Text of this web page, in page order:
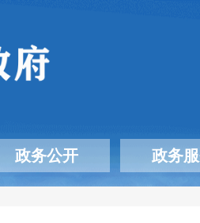
政务公开 政务